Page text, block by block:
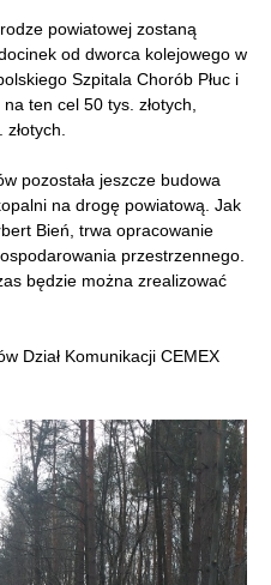
powiatowej zostaną
od dworca kolejowego w
Szpitala Chorób Płuc i
ten cel 50 tys. złotych,
pozostała jeszcze budowa
na drogę powiatową. Jak
Bień, trwa opracowanie
przestrzennego.
będzie można zrealizować
Dział Komunikacji CEMEX